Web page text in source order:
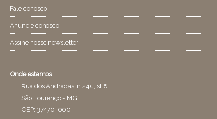
Fale conosco
Anuncie conosco
Assine nosso newsletter
Onde estamos
Rua dos Andradas, n.240, sl.8
São Lourenço - MG
CEP: 37470-000